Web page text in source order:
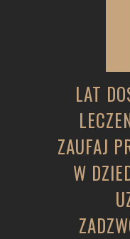
LAT
ZAUFAJ
W